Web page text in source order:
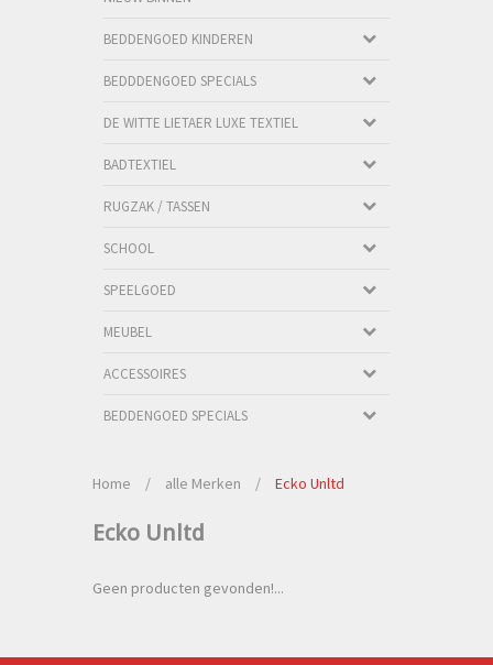
BEDDENGOED KINDEREN
BEDDDENGOED SPECIALS
DE WITTE LIETAER LUXE TEXTIEL
BADTEXTIEL
RUGZAK / TASSEN
SCHOOL
SPEELGOED
MEUBEL
ACCESSOIRES
BEDDENGOED SPECIALS
Home / alle Merken / Ecko Unltd
Ecko Unltd
Geen producten gevonden!...